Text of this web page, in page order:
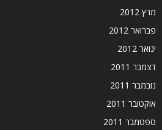
מרץ 2012
פברואר 2012
ינואר 2012
דצמבר 2011
נובמבר 2011
אוקטובר 2011
ספטמבר 2011